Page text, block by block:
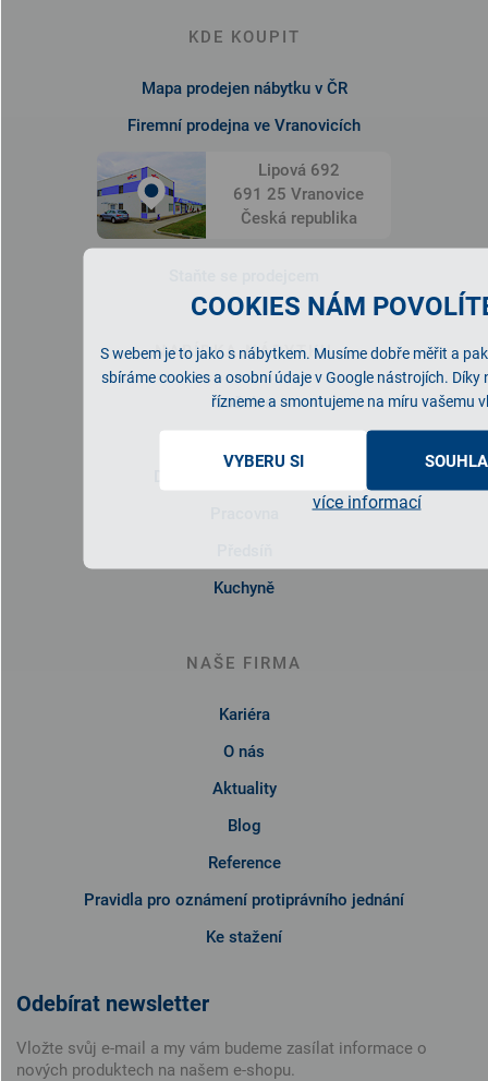
COOKIES NÁM
S webem je to jako s nábytkem. Musíme dobře měřit a
sbíráme cookies a osobní údaje v Google nástrojích. Díky
řízneme a smontujeme na míru vašemu
VYBERU SI
více informací
KDE KOUPIT
Mapa prodejen nábytku v ČR
Firemní prodejna ve Vranovicích
Lipová 692
691 25 Vranovice
Česká republika
NABÍDKA NÁBYTKU
Ložnice
Kuchyně
NAŠE FIRMA
Kariéra
O nás
Aktuality
Blog
Reference
Pravidla pro oznámení protiprávního jednání
Ke stažení
Odebírat newsletter
Vložte svůj e-mail a my vám budeme zasílat informace o
nových produktech na našem e-shopu.